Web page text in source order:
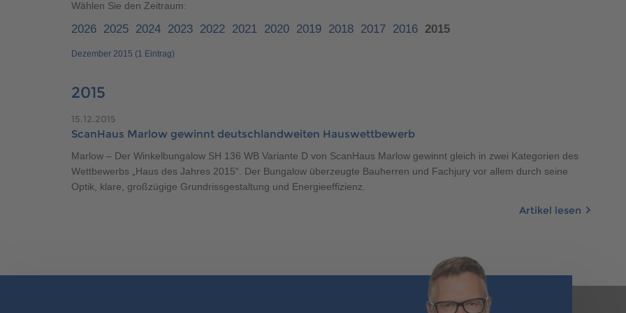
QNG-Siegel
Auszeichnungen
Wählen Sie den Zeitraum:
2026 2025 2024 2023 2022 2021 2020 2019 2018 2017 2016 2015
Dezember 2015 (1 Eintrag)
2015
15.12.2015
ScanHaus Marlow gewinnt deutschlandweiten Hauswettbewerb
Marlow – Der Winkelbungalow SH 136 WB Variante D von ScanHaus Marlow gewinnt gleich in zwei Kategorien des
Wettbewerbs „Haus des Jahres 2015“. Der Bungalow überzeugte Bauherren und Fachjury vor allem durch seine
Optik, klare, großzügige Grundrissgestaltung und Energieeffizienz.
Artikel lesen